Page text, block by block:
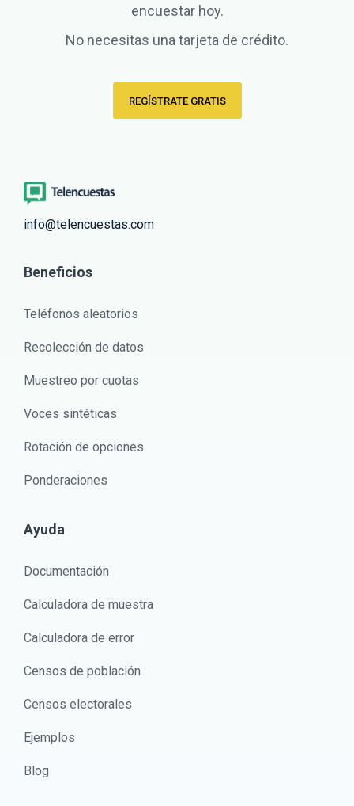
encuestar hoy.
No necesitas una tarjeta de crédito.
REGÍSTRATE GRATIS
info@telencuestas.com
Beneficios
Teléfonos aleatorios
Recolección de datos
Muestreo por cuotas
Voces sintéticas
Rotación de opciones
Ponderaciones
Ayuda
Documentación
Calculadora de muestra
Calculadora de error
Censos de población
Censos electorales
Ejemplos
Blog